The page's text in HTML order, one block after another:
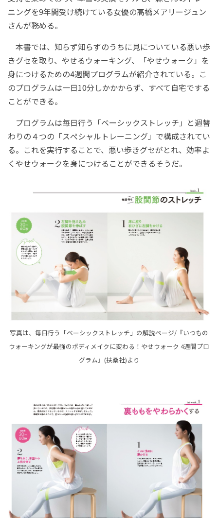
ニングを9年間受け続けている女優の高橋メアリージュン
さんが務める。
本書では、知らず知らずのうちに見についている悪い歩
きグセを取り、やせるウォーキング、「やせウォーク」を
身につけるための4週間プログラムが紹介されている。こ
のプログラムは一日10分しかかからず、すべて自宅でする
ことができる。
プログラムは毎日行う「ベーシックストレッチ」と週替
わりの４つの「スぺシャルトレーニング」で構成されてい
る。これを実行することで、悪い歩きグセがとれ、効率よ
くやせウォークを身につけることができるそうだ。
写真は、毎日行う「ベーシックストレッチ」の解説ページ/『いつもの
ウォーキングが最強のボディメイクに変わる！やせウォーク 4週間プロ
グラム』(扶桑社)より